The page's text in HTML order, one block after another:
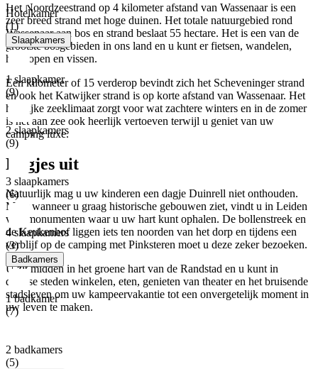
Het Noordzeestrand op 4 kilometer afstand van Wassenaar is een
zeer breed strand met hoge duinen. Het totale natuurgebied rond
Wassenaar aan bos en strand beslaat 55 hectare. Het is een van de
grootste bosgebieden in ons land en u kunt er fietsen, wandelen,
hardlopen en vissen.
Een kilometer of 15 verderop bevindt zich het Scheveninger strand
en ook het Katwijker strand is op korte afstand van Wassenaar. Het
heerlijke zeeklimaat zorgt voor wat zachtere winters en in de zomer
is het aan zee ook heerlijk vertoeven terwijl u geniet van uw
camping luxe.
Dagjes uit
Natuurlijk mag u uw kinderen een dagje Duinrell niet onthouden.
Maar wanneer u graag historische gebouwen ziet, vindt u in Leiden
veel monumenten waar u uw hart kunt ophalen. De bollenstreek en
de Keukenhof liggen iets ten noorden van het dorp en tijdens een
verblijf op de camping met Pinksteren moet u deze zeker bezoeken.
U zit midden in het groene hart van de Randstad en u kunt in
diverse steden winkelen, eten, genieten van theater en het bruisende
stadsleven om uw kampeervakantie tot een onvergetelijk moment in
uw leven te maken.
Hotelkamer
(1)
Slaapkamers
1 slaapkamer
(9)
2 slaapkamers
(9)
3 slaapkamers
(6)
4 slaapkamers
(3)
Badkamers
1 badkamer
(7)
2 badkamers
(5)